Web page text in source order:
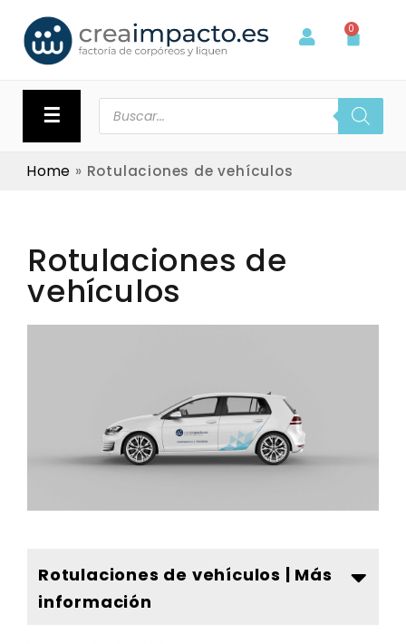
0
☰
Home » Rotulaciones de vehículos
Rotulaciones de
vehículos
Rotulaciones de vehículos | Más
información